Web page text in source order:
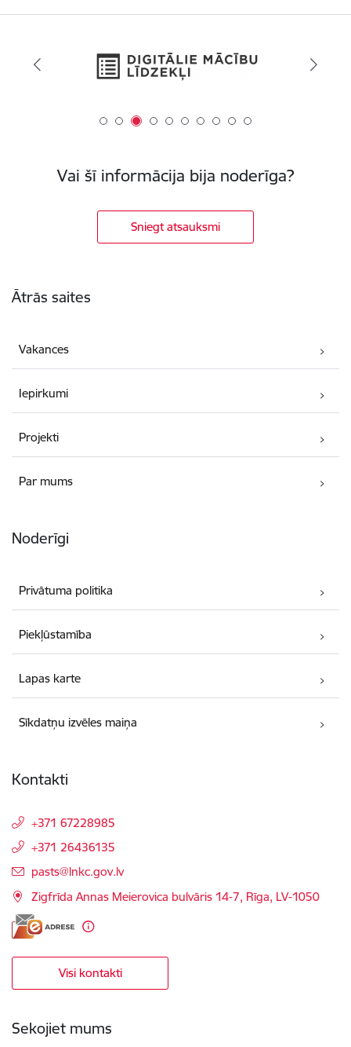
Vai šī informācija bija noderīga?
Sniegt atsauksmi
Ātrās saites
Vakances
Iepirkumi
Projekti
Par mums
Noderīgi
Privātuma politika
Piekļūstamība
Lapas karte
Sīkdatņu izvēles maiņa
Kontakti
+371 67228985
+371 26436135
E-pasts:
pasts@lnkc.gov.lv
Zigfrīda Annas Meierovica bulvāris 14-7, Rīga, LV-1050
Visi kontakti
Sekojiet mums